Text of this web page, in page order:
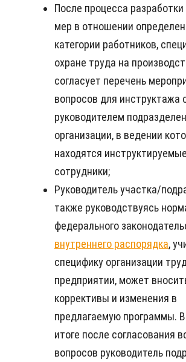
После процесса
мер в отношении
категории работников,
охране труда на
согласует перечень
вопросов для инструктажа
руководителем
организации, в ведении
находятся инструктируемые
сотрудники;
Руководитель участка/
также руководствуясь
федерального
внутреннего распорядка,
специфику организации
предприятии, может
коррективы и изменения в
предлагаемую программы.
итоге после согласования
вопросов руководитель